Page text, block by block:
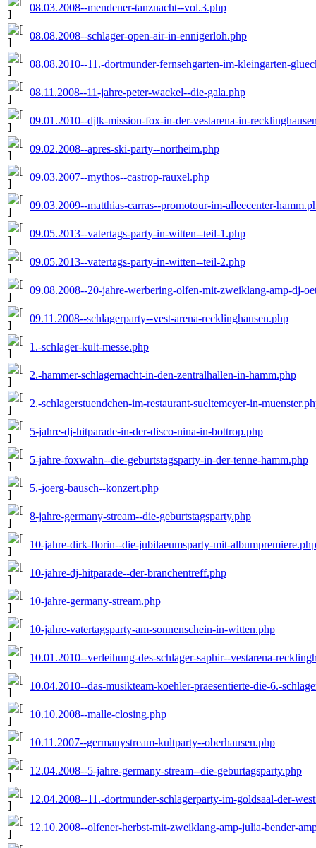
08.03.2008--mendener-tanznacht--vol.3.php
08.08.2008--schlager-open-air-in-ennigerloh.php
08.08.2010--11.-dortmunder-fernsehgarten-im-kleingarten-
08.11.2008--11-jahre-peter-wackel--die-gala.php
09.01.2010--djlk-mission-fox-in-der-vestarena-in-
09.02.2008--apres-ski-party--northeim.php
09.03.2007--mythos--castrop-rauxel.php
09.03.2009--matthias-carras--promotour-im-alleecenter-
09.05.2013--vatertags-party-in-witten--teil-1.php
09.05.2013--vatertags-party-in-witten--teil-2.php
09.08.2008--20-jahre-werbering-olfen-mit-zweiklang-amp-dj-
09.11.2008--schlagerparty--vest-arena-recklinghausen.php
1.-schlager-kult-messe.php
2.-hammer-schlagernacht-in-den-zentralhallen-in-hamm.php
2.-schlagerstuendchen-im-restaurant-sueltemeyer-in-
5-jahre-dj-hitparade-in-der-disco-nina-in-bottrop.php
5-jahre-foxwahn--die-geburtstagsparty-in-der-tenne-hamm.php
5.-joerg-bausch--konzert.php
8-jahre-germany-stream--die-geburtstagsparty.php
10-jahre-dirk-florin--die-jubilaeumsparty-mit-albumpremiere.php
10-jahre-dj-hitparade--der-branchentreff.php
10-jahre-germany-stream.php
10-jahre-vatertagsparty-am-sonnenschein-in-witten.php
10.01.2010--verleihung-des-schlager-saphir--vestarena-
10.04.2010--das-musikteam-koehler-praesentierte-die-6.-
10.10.2008--malle-closing.php
10.11.2007--germanystream-kultparty--oberhausen.php
12.04.2008--5-jahre-germany-stream--die-geburtagsparty.php
12.04.2008--11.-dortmunder-schlagerparty-im-goldsaal-der-
12.10.2008--olfener-herbst-mit-zweiklang-amp-julia-bender-